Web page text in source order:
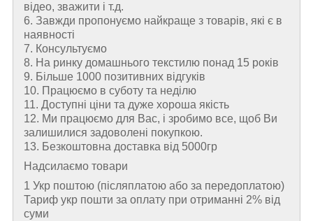
відео, зважити і т.д.
6. Завжди пропонуємо найкраще з товарів, які є в
наявності
7. Консультуємо
8. На ринку домашнього текстилю понад 15 років
9. Більше 1000 позитивних відгуків
10. Працюємо в суботу та неділю
11. Доступні ціни та дуже хороша якість
12. Ми працюємо для Вас, і зробимо все, щоб Ви
залишилися задоволені покупкою.
13. Безкоштовна доставка від 5000гр
Надсилаємо товари
1 Укр поштою (пiсляплатою або за передоплатою)
Тариф укр пошти за оплату при отриманні 2% від
суми